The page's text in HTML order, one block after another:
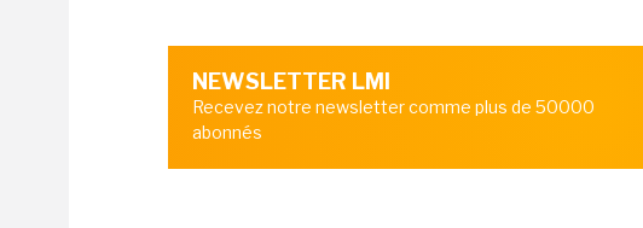
NEWSLETTER LMI
Recevez notre newsletter comme plus de 50000
abonnés